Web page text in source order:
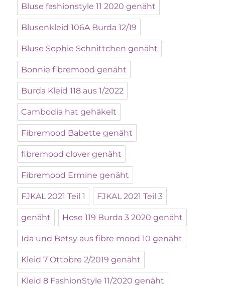
Bluse fashionstyle 11 2020 genäht
Blusenkleid 106A Burda 12/19
Bluse Sophie Schnittchen genäht
Bonnie fibremood genäht
Burda Kleid 118 aus 1/2022
Cambodia hat gehäkelt
Fibremood Babette genäht
fibremood clover genäht
Fibremood Ermine genäht
FJKAL 2021 Teil 1 FJKAL 2021 Teil 3
genäht Hose 119 Burda 3 2020 genäht
Ida und Betsy aus fibre mood 10 genäht
Kleid 7 Ottobre 2/2019 genäht
Kleid 8 FashionStyle 11/2020 genäht